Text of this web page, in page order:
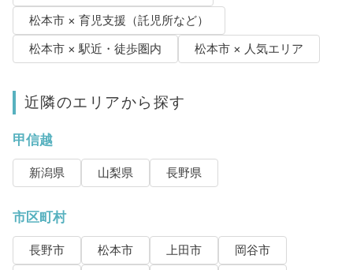
松本市 × 育児支援（託児所など）
松本市 × 駅近・徒歩圏内
松本市 × 人気エリア
近隣のエリアから探す
甲信越
新潟県 山梨県 長野県
市区町村
長野市 松本市 上田市
岡谷市